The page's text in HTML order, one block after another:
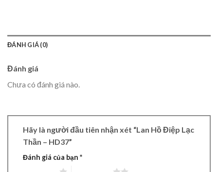
ĐÁNH GIÁ (0)
Đánh giá
Chưa có đánh giá nào.
Hãy là người đầu tiên nhận xét “Lan Hồ Điệp Lạc
Thần – HD37”
Đánh giá của bạn *